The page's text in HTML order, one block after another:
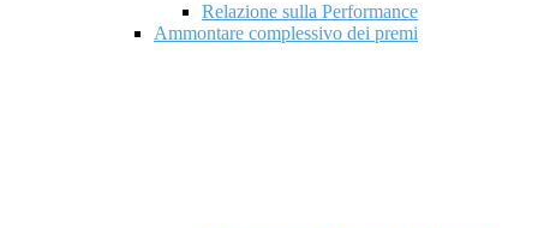
Relazione sulla Performance
Ammontare complessivo dei premi